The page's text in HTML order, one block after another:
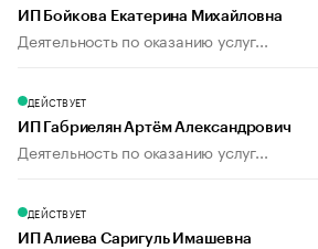
ИП Бойкова Екатерина Михайловна
Деятельность по оказанию услуг...
ДЕЙСТВУЕТ
ИП Габриелян Артём Александрович
Деятельность по оказанию услуг...
ДЕЙСТВУЕТ
ИП Алиева Саригуль Имашевна